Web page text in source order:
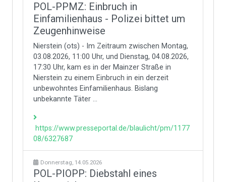
POL-PPMZ: Einbruch in
Einfamilienhaus - Polizei bittet um
Zeugenhinweise
Nierstein (ots) - Im Zeitraum zwischen Montag,
03.08.2026, 11:00 Uhr, und Dienstag, 04.08.2026,
17:30 Uhr, kam es in der Mainzer Straße in
Nierstein zu einem Einbruch in ein derzeit
unbewohntes Einfamilienhaus. Bislang
unbekannte Täter ...
https://www.presseportal.de/blaulicht/pm/1177
08/6327687
Donnerstag, 14.05.2026
POL-PIOPP: Diebstahl eines